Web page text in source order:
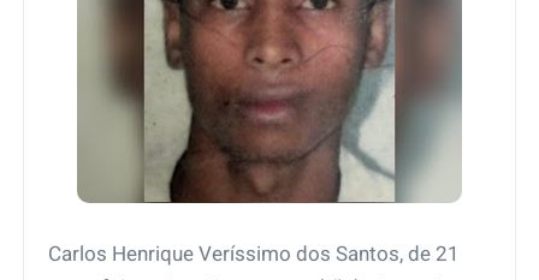
Carlos Henrique Veríssimo dos Santos, de 21